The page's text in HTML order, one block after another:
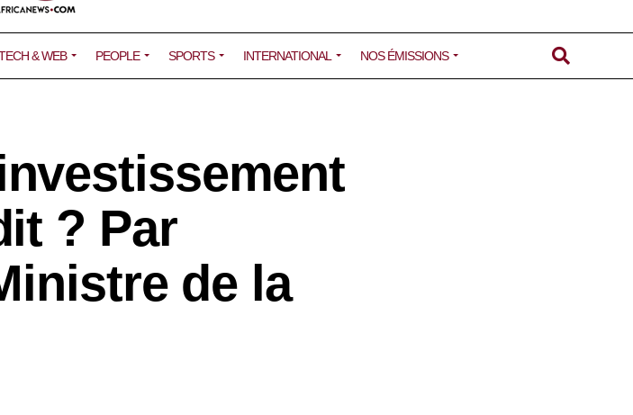
& WEB PEOPLE SPORTS INTERNATIONAL NOS ÉMISSIONS
? Par
de la